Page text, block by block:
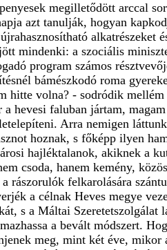
megilletődött arccal
azt tanulják, hogyan
alkatrészeket
mindenki: a szociális
program számos
bámészkodó roma
hitte volna? - sodródik
a hevesi faluban jártam,
Arra nemigen
hoznak, s főképp ilyen
hajléktalanok, akiknek a
csoda, hanem kemény,
rászorulók felkarolására
a célnak Heves megye
s a Máltai Szeretetszolgálat
a bevált módszert.
meg, mint két éve,